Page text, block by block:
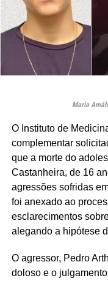
Maria
O Instituto de
complementar
que a morte do
Castanheira, de 16
agressões sofridas
foi anexado ao
esclarecimentos
alegando a hipótese
O agressor, Pedro
doloso e o